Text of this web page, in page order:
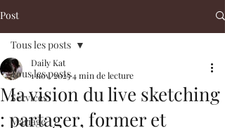
Post
Tous les posts
Services
Mariage
Tous les posts
Ma vision du live sketching
: partager, former et
Daily Kat
1 nov. 20254 min de lecture